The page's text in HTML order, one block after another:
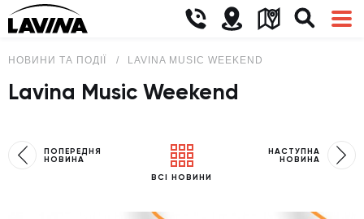
НОВИНИ ТА ПОДІЇ LAVINA MUSIC WEEKEND
Lavina Music Weekend
ПОПЕРЕДНЯ
НОВИНА
ВСІ НОВИНИ
НАСТУПНА
НОВИНА